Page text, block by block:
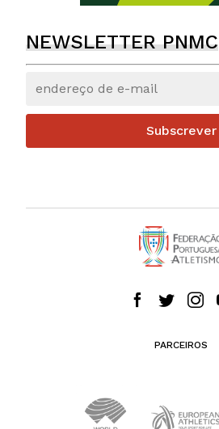
NEWSLETTER PNMC
Subscrever
PARCEIROS